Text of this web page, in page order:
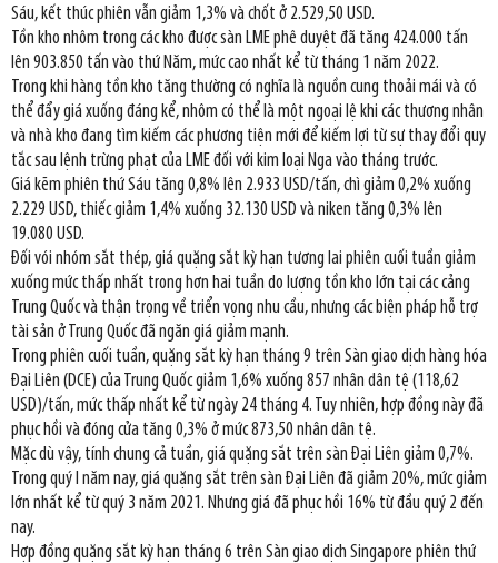
Sáu, kết thúc phiên vẫn giảm 1,3% và chốt ở 2.529,50 USD.
Tồn kho nhôm trong các kho được sàn LME phê duyệt đã tăng 424.000 tấn
lên 903.850 tấn vào thứ Năm, mức cao nhất kể từ tháng 1 năm 2022.
Trong khi hàng tồn kho tăng thường có nghĩa là nguồn cung thoải mái và có
thể đẩy giá xuống đáng kể, nhôm có thể là một ngoại lệ khi các thương nhân
và nhà kho đang tìm kiếm các phương tiện mới để kiếm lợi từ sự thay đổi quy
tắc sau lệnh trừng phạt của LME đối với kim loại Nga vào tháng trước.
Giá kẽm phiên thứ Sáu tăng 0,8% lên 2.933 USD/tấn, chì giảm 0,2% xuống
2.229 USD, thiếc giảm 1,4% xuống 32.130 USD và niken tăng 0,3% lên
19.080 USD.
Đối vói nhóm sắt thép, giá quặng sắt kỳ hạn tương lai phiên cuối tuần giảm
xuống mức thấp nhất trong hơn hai tuần do lượng tồn kho lớn tại các cảng
Trung Quốc và thận trọng về triển vọng nhu cầu, nhưng các biện pháp hỗ trợ
tài sản ở Trung Quốc đã ngăn giá giảm mạnh.
Trong phiên cuối tuần, quặng sắt kỳ hạn tháng 9 trên Sàn giao dịch hàng hóa
Đại Liên (DCE) của Trung Quốc giảm 1,6% xuống 857 nhân dân tệ (118,62
USD)/tấn, mức thấp nhất kể từ ngày 24 tháng 4. Tuy nhiên, hợp đồng này đã
phục hồi và đóng cửa tăng 0,3% ở mức 873,50 nhân dân tệ.
Mặc dù vậy, tính chung cả tuần, giá quặng sắt trên sàn Đại Liên giảm 0,7%.
Trong quý I năm nay, giá quặng sắt trên sàn Đại Liên đã giảm 20%, mức giảm
lớn nhất kể từ quý 3 năm 2021. Nhưng giá đã phục hồi 16% từ đầu quý 2 đến
nay.
Hợp đồng quặng sắt kỳ hạn tháng 6 trên Sàn giao dịch Singapore phiên thứ